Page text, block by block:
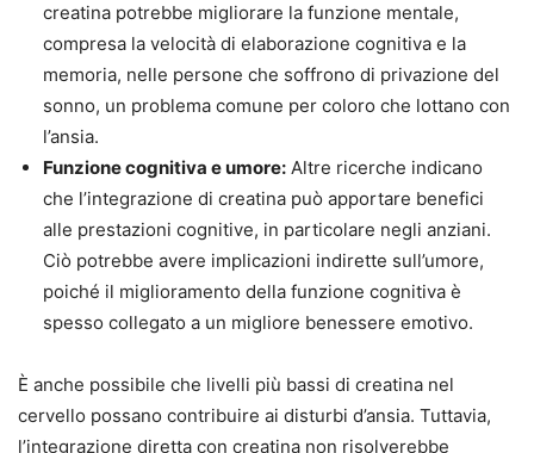
creatina potrebbe migliorare la funzione mentale,
compresa la velocità di elaborazione cognitiva e la
memoria, nelle persone che soffrono di privazione del
sonno, un problema comune per coloro che lottano con
l’ansia.
Funzione cognitiva e umore: Altre ricerche indicano
che l’integrazione di creatina può apportare benefici
alle prestazioni cognitive, in particolare negli anziani.
Ciò potrebbe avere implicazioni indirette sull’umore,
poiché il miglioramento della funzione cognitiva è
spesso collegato a un migliore benessere emotivo.
È anche possibile che livelli più bassi di creatina nel
cervello possano contribuire ai disturbi d’ansia. Tuttavia,
l’integrazione diretta con creatina non risolverebbe